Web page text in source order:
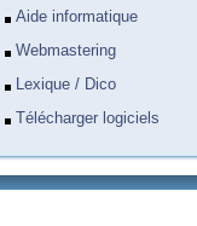
Aide informatique
Webmastering
Lexique / Dico
Télécharger logiciels